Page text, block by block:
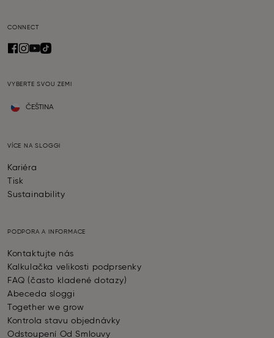
CONNECT
VYBERTE SVOU ZEMI
ČEŠTINA
VÍCE NA SLOGGI
Kariéra
Tisk
Sustainability
PODPORA A INFORMACE
Kontaktujte nás
Kalkulačka velikosti podprsenky
FAQ (často kladené dotazy)
Abeceda sloggi
Together we grow
Kontrola stavu objednávky
Odstoupení Od Smlouvy